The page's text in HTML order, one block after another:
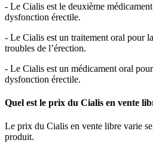
- Le Cialis est le deuxième
dysfonction érectile.
- Le Cialis est un traitement oral pour
troubles de l’érection.
- Le Cialis est un médicament oral
dysfonction érectile.
Quel est le prix du Cialis en vente
Le prix du Cialis en vente libre varie
produit.